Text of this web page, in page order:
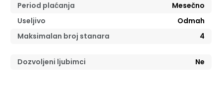
Period plaćanja
Mesečno
Useljivo
Odmah
Maksimalan broj stanara
4
Dozvoljeni ljubimci Ne